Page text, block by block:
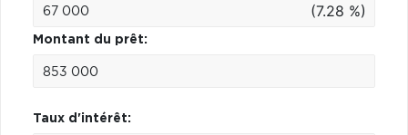
(7.28 %)
Montant du prêt:
Taux d'intérêt: